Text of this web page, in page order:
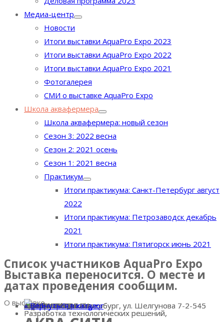
Медиа-центр
Новости
Итоги выставки AquaPro Expo 2023
Итоги выставки AquaPro Expo 2022
Итоги выставки AquaPro Expo 2021
Фотогалерея
СМИ о выставке AquaPro Expo
Школа аквафермера
Школа аквафермера: новый сезон
Сезон 3: 2022 весна
Сезон 2: 2021 осень
Сезон 1: 2021 весна
Практикум
Итоги практикума: Санкт-Петербург август
2022
Итоги практикума: Петрозаводск декабрь
2021
Итоги практикума: Пятигорск июнь 2021
Список участников AquaPro Expo
Выставка переносится. О месте и
датах проведения сообщим.
« Вернуться в каталог
Номер стенда:
A221
Страна:
Россия
Адрес:
Адрес: г. Санкт-Петербург, ул. Шелгунова 7-2-545
Телефон:
+79990098002
E-mail:
aquacityspb@mail.ru
Сайт:
АКВАСИТИСПБ.РФ
Разработка технологических решений,
« Вернуться в каталог
« Вернуться в каталог
A221
АКВАСИТИСПБ.РФ
aquacityspb@mail.ru
Адрес: г. Санкт-Петербург, ул. Шелгунова 7-2-545
+79990098002
Разработка технологических решений,
« Вернуться в каталог
О выставке